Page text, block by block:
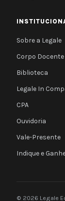
Sobre a Legale
Corpo Docente
Biblioteca
Legale In
CPA
Ouvidoria
Vale-Presente
Indique e
© 2026 Legale